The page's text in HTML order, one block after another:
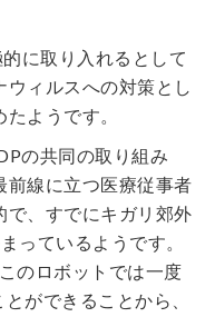
に取り入れるとして
ィルスへの対策とし
ようです。
の共同の取り組み
前線に立つ医療従事者
で、すでにキガリ郊外
っているようです。
のロボットでは一度
ができることから、